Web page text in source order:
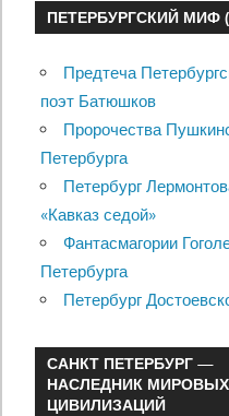
ПЕТЕРБУРГСКИЙ МИФ
Предтеча
поэт Батюшков
Пророчества
Петербурга
Петербург
«Кавказ седой»
Фантасмагории
Петербурга
Петербург
САНКТ ПЕТЕРБУРГ —
НАСЛЕДНИК МИРОВЫХ
ЦИВИЛИЗАЦИЙ